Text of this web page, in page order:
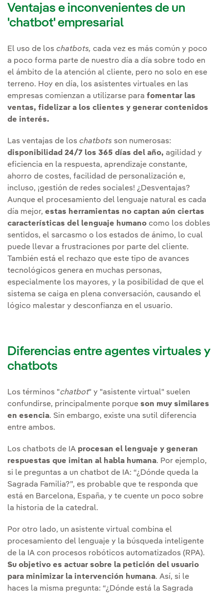
Ventajas e inconvenientes de un
'chatbot' empresarial
El uso de los chatbots, cada vez es más común y poco
a poco forma parte de nuestro día a día sobre todo en
el ámbito de la atención al cliente, pero no solo en ese
terreno. Hoy en día, los asistentes virtuales en las
empresas comienzan a utilizarse para fomentar las
ventas, fidelizar a los clientes y generar contenidos
de interés.
Las ventajas de los chatbots son numerosas:
disponibilidad 24/7 los 365 días del año, agilidad y
eficiencia en la respuesta, aprendizaje constante,
ahorro de costes, facilidad de personalización e,
incluso, ¡gestión de redes sociales! ¿Desventajas?
Aunque el procesamiento del lenguaje natural es cada
día mejor, estas herramientas no captan aún ciertas
características del lenguaje humano como los dobles
sentidos, el sarcasmo o los estados de ánimo, lo cual
puede llevar a frustraciones por parte del cliente.
También está el rechazo que este tipo de avances
tecnológicos genera en muchas personas,
especialmente los mayores, y la posibilidad de que el
sistema se caiga en plena conversación, causando el
lógico malestar y desconfianza en el usuario.
Diferencias entre agentes virtuales y
chatbots
Los términos "chatbot" y "asistente virtual" suelen
confundirse, principalmente porque son muy similares
en esencia. Sin embargo, existe una sutil diferencia
entre ambos.
Los chatbots de IA procesan el lenguaje y generan
respuestas que imitan al habla humana. Por ejemplo,
si le preguntas a un chatbot de IA: “¿Dónde queda la
Sagrada Familia?”, es probable que te responda que
está en Barcelona, España, y te cuente un poco sobre
la historia de la catedral.
Por otro lado, un asistente virtual combina el
procesamiento del lenguaje y la búsqueda inteligente
de la IA con procesos robóticos automatizados (RPA).
Su objetivo es actuar sobre la petición del usuario
para minimizar la intervención humana. Así, si le
haces la misma pregunta: “¿Dónde está la Sagrada